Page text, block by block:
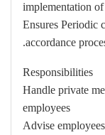
implementation
Ensures Periodic
accordance
Responsibilities
Handle private
employees
Advise